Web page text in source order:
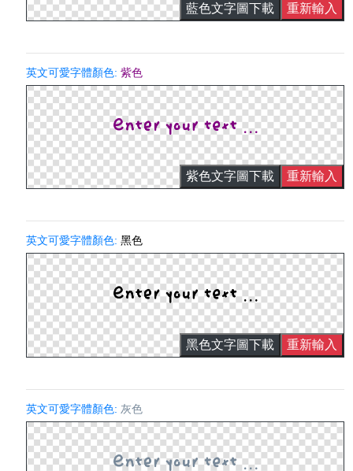
藍色文字圖下載 重新輸入
英文可愛字體顏色:紫色
紫色文字圖下載 重新輸入
英文可愛字體顏色:黑色
黑色文字圖下載 重新輸入
英文可愛字體顏色: 灰色